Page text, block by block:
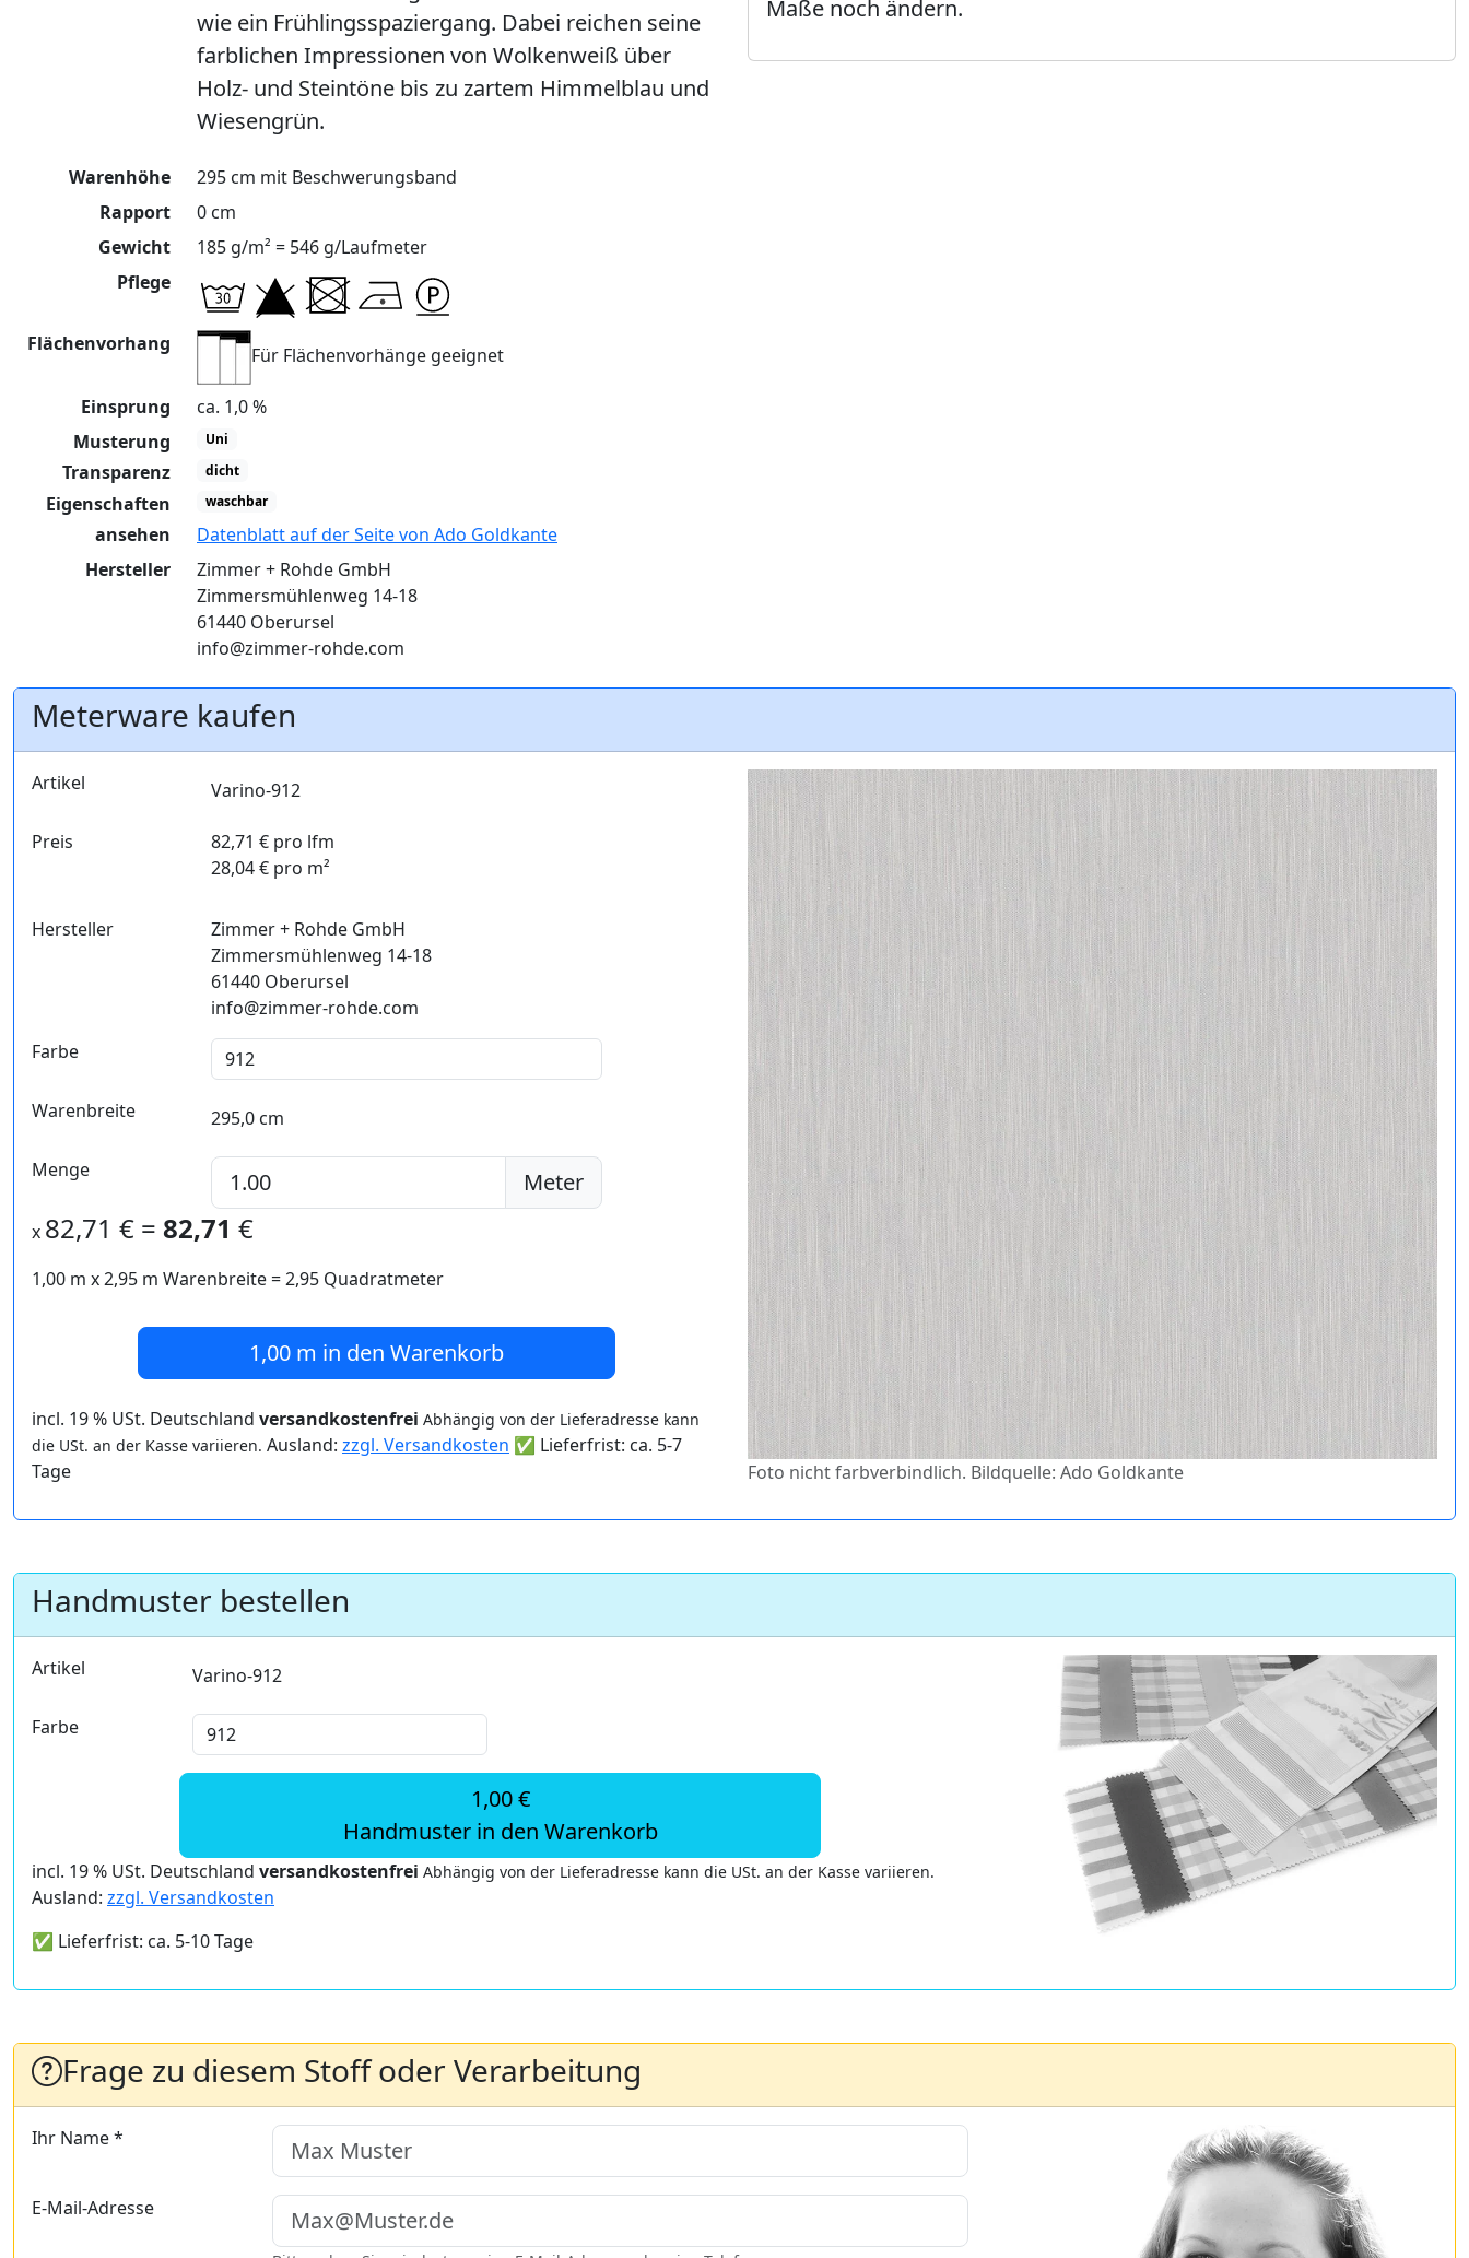
wie ein Frühlingsspaziergang. Dabei reichen seine
farblichen Impressionen von Wolkenweiß über
Holz- und Steintöne bis zu zartem Himmelblau und
Wiesengrün.
Warenhöhe
295 cm mit Beschwerungsband
Rapport
0 cm
Gewicht
185 g/m² = 546 g/Laufmeter
Pflege
Flächenvorhang
Für Flächenvorhänge geeignet
Einsprung
ca. 1,0 %
Musterung
Uni
Transparenz dicht
Eigenschaften waschbar
ansehen
Datenblatt auf der Seite von Ado Goldkante
Hersteller
Zimmer + Rohde GmbH
Zimmersmühlenweg 14-18
61440 Oberursel
info@zimmer-rohde.com
Maße noch ändern.
Meterware kaufen
Artikel Varino-912
Preis
82,71 € pro lfm
28,04 € pro m²
Hersteller
Zimmer + Rohde GmbH
Zimmersmühlenweg 14-18
61440 Oberursel
info@zimmer-rohde.com
Farbe
Warenbreite 295,0 cm
Menge Meter
x 82,71 € = 82,71 €
1,00 m x2,95 m Warenbreite =2,95 Quadratmeter
1,00 m in den Warenkorb
incl. 19 % USt. Deutschland versandkostenfrei Abhängig von der Lieferadresse kann
die USt. an der Kasse variieren. Ausland: zzgl. Versandkosten ✅ Lieferfrist: ca. 5-7
Tage
Foto nicht farbverbindlich. Bildquelle: Ado Goldkante
Handmuster bestellen
Artikel Varino-912
Farbe
1,00 €
Handmuster in den Warenkorb
incl. 19 % USt. Deutschland versandkostenfrei Abhängig von der Lieferadresse kann die USt. an der Kasse variieren.
Ausland: zzgl. Versandkosten
✅ Lieferfrist: ca. 5-10 Tage
Frage zu diesem Stoff oder Verarbeitung
Ihr Name *
E-Mail-Adresse